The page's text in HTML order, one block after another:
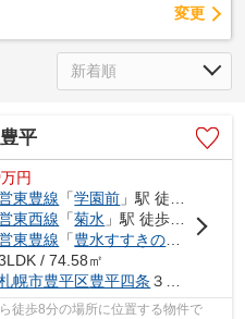
変更
平
万円
東豊線 「学園前 」駅 徒歩8分
東西線 「菊水 」駅 徒歩11分
東豊線 「豊水すすきの」駅 徒歩
/ 74.58㎡
幌市豊平区豊平四条 ３丁目1-1
徒歩8分の場所に位置する物件で